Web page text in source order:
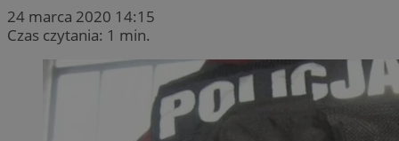
24 marca 2020 14:15
Czas czytania: 1 min.